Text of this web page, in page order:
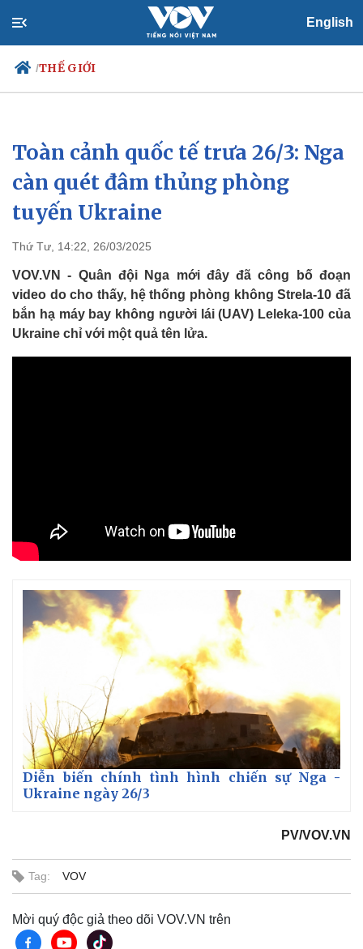
English
/THẾ GIỚI
Chính trị
Đảng
Tổ chức nhân sự
Quốc hội
Nhận diện sự thật
Xã hội
Dự báo thời tiết
Toàn cảnh quốc tế trưa 26/3: Nga
càn quét đâm thủng phòng
tuyến Ukraine
Thứ Tư, 14:22, 26/03/2025
VOV.VN - Quân đội Nga mới đây đã công bố đoạn
video do cho thấy, hệ thống phòng không Strela-10 đã
bắn hạ máy bay không người lái (UAV) Leleka-100 của
Ukraine chỉ với một quả tên lửa.
Diễn biến chính tình hình chiến sự Nga -
Ukraine ngày 26/3
PV/VOV.VN
Tag: VOV
Mời quý độc giả theo dõi VOV.VN trên